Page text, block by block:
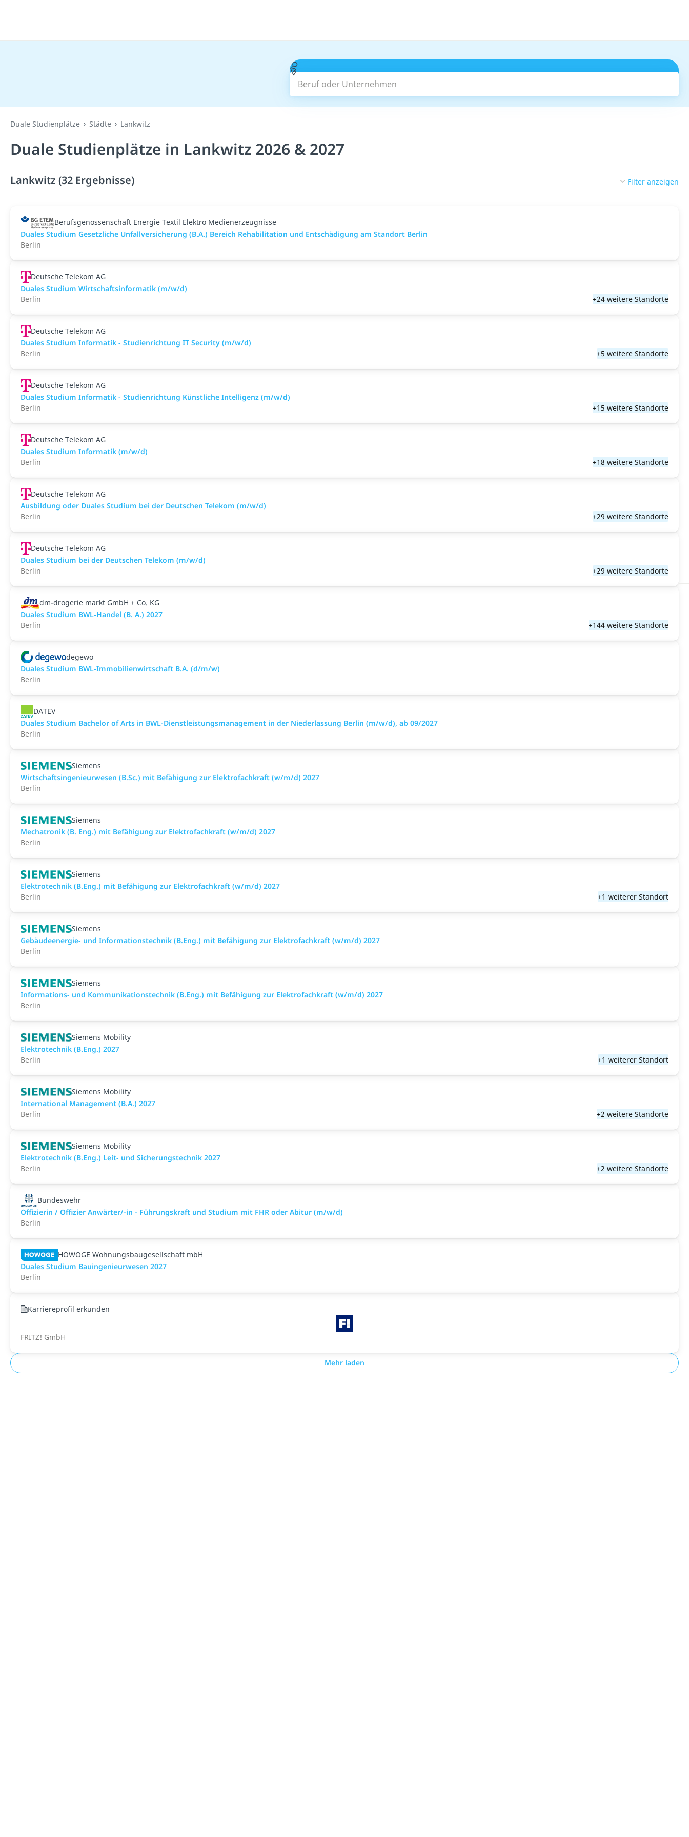
Beruf oder Unternehmen
Duale Studienplätze Städte Lankwitz
Duale Studienplätze in Lankwitz 2026 & 2027
Lankwitz (32 Ergebnisse) Filter anzeigen
Berufsgenossenschaft Energie Textil Elektro Medienerzeugnisse
Duales Studium Gesetzliche Unfallversicherung (B.A.) Bereich Rehabilitation und Entschädigung am Standort Berlin
Berlin
Deutsche Telekom AG
Duales Studium Wirtschaftsinformatik (m/w/d)
Berlin
+24 weitere Standorte
Deutsche Telekom AG
Duales Studium Informatik - Studienrichtung IT Security (m/w/d)
Berlin
+5 weitere Standorte
Deutsche Telekom AG
Duales Studium Informatik - Studienrichtung Künstliche Intelligenz (m/w/d)
Berlin
+15 weitere Standorte
Deutsche Telekom AG
Duales Studium Informatik (m/w/d)
Berlin
+18 weitere Standorte
Deutsche Telekom AG
Ausbildung oder Duales Studium bei der Deutschen Telekom (m/w/d)
Berlin
+29 weitere Standorte
Deutsche Telekom AG
Duales Studium bei der Deutschen Telekom (m/w/d)
Berlin
+29 weitere Standorte
dm-drogerie markt GmbH + Co. KG
Duales Studium BWL-Handel (B. A.) 2027
Berlin
+144 weitere Standorte
degewo
Duales Studium BWL-Immobilienwirtschaft B.A. (d/m/w)
Berlin
DATEV
Duales Studium Bachelor of Arts in BWL-Dienstleistungsmanagement in der Niederlassung Berlin (m/w/d), ab 09/2027
Berlin
Siemens
Wirtschaftsingenieurwesen (B.Sc.) mit Befähigung zur Elektrofachkraft (w/m/d) 2027
Berlin
Siemens
Mechatronik (B. Eng.) mit Befähigung zur Elektrofachkraft (w/m/d) 2027
Berlin
Siemens
Elektrotechnik (B.Eng.) mit Befähigung zur Elektrofachkraft (w/m/d) 2027
Berlin
+1 weiterer Standort
Siemens
Gebäudeenergie- und Informationstechnik (B.Eng.) mit Befähigung zur Elektrofachkraft (w/m/d) 2027
Berlin
Siemens
Informations- und Kommunikationstechnik (B.Eng.) mit Befähigung zur Elektrofachkraft (w/m/d) 2027
Berlin
Siemens Mobility
Elektrotechnik (B.Eng.) 2027
Berlin
+1 weiterer Standort
Siemens Mobility
International Management (B.A.) 2027
Berlin
+2 weitere Standorte
Siemens Mobility
Elektrotechnik (B.Eng.) Leit- und Sicherungstechnik 2027
Berlin
+2 weitere Standorte
Bundeswehr
Offizierin / Offizier Anwärter/-in - Führungskraft und Studium mit FHR oder Abitur (m/w/d)
Berlin
HOWOGE Wohnungsbaugesellschaft mbH
Duales Studium Bauingenieurwesen 2027
Berlin
Karriereprofil erkunden
FRITZ! GmbH
Mehr laden